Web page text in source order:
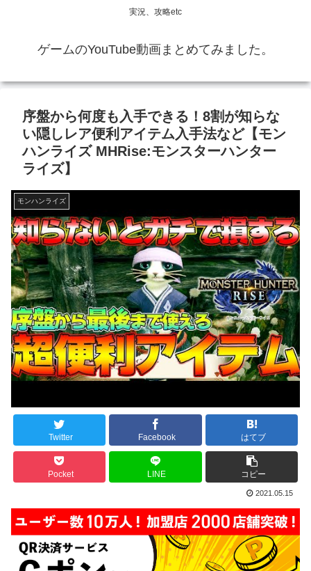
実況、攻略etc
ゲームのYouTube動画まとめてみました。
序盤から何度も入手できる！8割が知らな
い隠しレア便利アイテム入手法など【モン
ハンライズ MHRise:モンスターハンター
ライズ】
モンハンライズ
Twitter Facebook はてブ
Pocket LINE コピー
2021.05.15